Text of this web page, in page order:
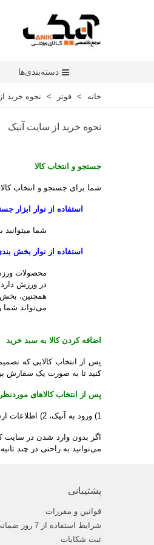
دسته‌بندی‌ها
خانه > فوتر > نحوه خرید
نحوه خرید از سایت آنیک
جستجو و انتخاب کالا
شما برای جستجو و انتخاب
استفاده از نوار ابزار
شما
استفاده از نوار بخش
محصولات
در ورزش
همچنین،
می‌‏تواند شما
اضافه کردن کالا به سبد خرید
پس از انتخاب کالایی که
کنید تا به صورت یک سفارش
پس از انتخاب کالاهای موردنظر و اضافه
1) ورود به آنیک، 2) اطلاعات ارسال سفارش، 3) بازبینی سفارش و 4) اطلاعات پرداخت.
اگر بدون وارد شدن در سایت
می‌‏‏توانید به راحتی در چند
پشتیبانی
قوانین و مقررات
شرایط استفاده از 7 روز ضمانت
ثبت شکایات